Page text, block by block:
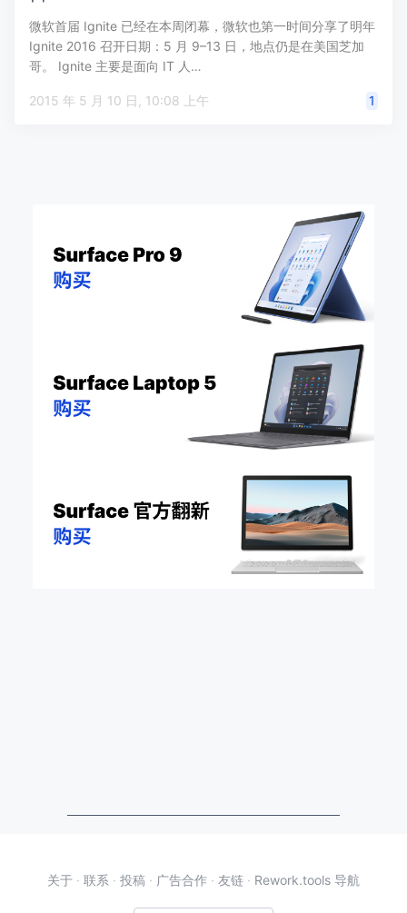
微软首届 Ignite 已经在本周闭幕，微软也第一时间分享了明年
Ignite 2016 召开日期：5 月 9–13 日，地点仍是在美国芝加
哥。 Ignite 主要是面向 IT 人…
2015 年 5 月 10 日, 10:08 上午 1
关于 · 联系 · 投稿 · 广告合作 · 友链 · Rework.tools 导航